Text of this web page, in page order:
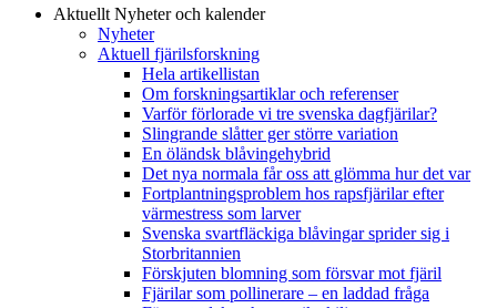
Aktuellt Nyheter och kalender
Nyheter
Aktuell fjärilsforskning
Hela artikellistan
Om forskningsartiklar och referenser
Varför förlorade vi tre svenska dagfjärilar?
Slingrande slåtter ger större variation
En öländsk blåvingehybrid
Det nya normala får oss att glömma hur det var
Fortplantningsproblem hos rapsfjärilar efter
värmestress som larver
Svenska svartfläckiga blåvingar sprider sig i
Storbritannien
Förskjuten blomning som försvar mot fjäril
Fjärilar som pollinerare – en laddad fråga